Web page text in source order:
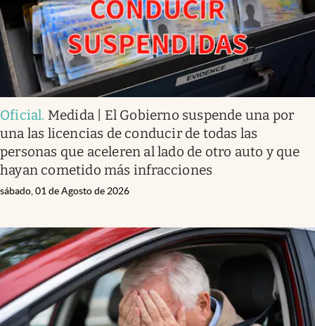
Oficial. Medida | El Gobierno suspende una por
una las licencias de conducir de todas las
personas que aceleren al lado de otro auto y que
hayan cometido más infracciones
sábado, 01 de Agosto de 2026